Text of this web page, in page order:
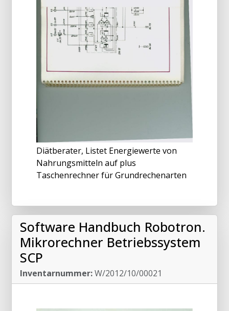
Diätberater, Listet Energiewerte von
Nahrungsmitteln auf plus
Taschenrechner für Grundrechenarten
Software Handbuch Robotron.
Mikrorechner Betriebssystem
SCP
Inventarnummer:W/2012/10/00021